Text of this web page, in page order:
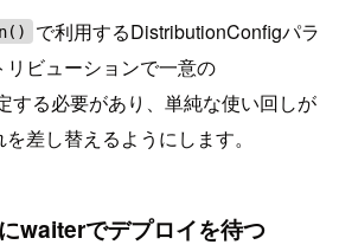
で利用するDistributionConfigパラ
ビューションで一意の
する必要があり、単純な使い回しが
差し替えるようにします。
waiterでデプロイを待つ